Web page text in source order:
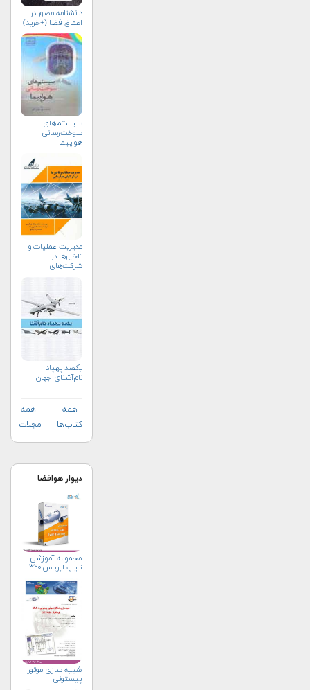
دانشنامه مصور در
اعماق فضا (+خرید)
سیستم‌های
سوخت‌رسانی
هواپیما
مدیریت عملیات و
تاخیرها در
شرکت‌های
یکصد پهپاد
نام‌آشنای جهان
همه
کتاب‌ها
همه
مجلات
دیوار هوافضا
مجموعه آموزشی
تایپ ایرباس ۳۲۰
شبیه سازی موتور
پیستونی